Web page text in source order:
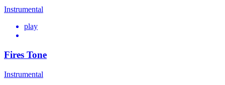
Instrumental
play
Fires Tone
Instrumental